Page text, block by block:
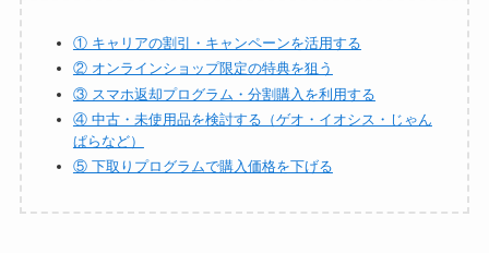
① キャリアの割引・キャンペーンを活用する
② オンラインショップ限定の特典を狙う
③ スマホ返却プログラム・分割購入を利用する
④ 中古・未使用品を検討する（ゲオ・イオシス・じゃん
ぱらなど）
⑤ 下取りプログラムで購入価格を下げる